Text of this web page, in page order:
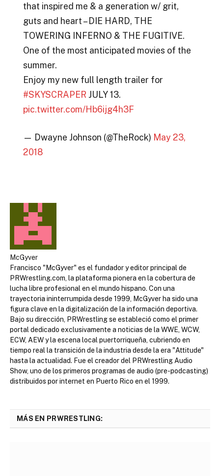
that inspired me & a generation w/ grit,
guts and heart – DIE HARD, THE
TOWERING INFERNO & THE FUGITIVE.
One of the most anticipated movies of the
summer.
Enjoy my new full length trailer for
#SKYSCRAPER JULY 13.
pic.twitter.com/Hb6ijg4h3F
— Dwayne Johnson (@TheRock) May 23,
2018
McGyver
Francisco "McGyver" es el fundador y editor principal de
PRWrestling.com, la plataforma pionera en la cobertura de
lucha libre profesional en el mundo hispano. Con una
trayectoria ininterrumpida desde 1999, McGyver ha sido una
figura clave en la digitalización de la información deportiva.
Bajo su dirección, PRWrestling se estableció como el primer
portal dedicado exclusivamente a noticias de la WWE, WCW,
ECW, AEW y la escena local puertorriqueña, cubriendo en
tiempo real la transición de la industria desde la era "Attitude"
hasta la actualidad. Fue el creador del PRWrestling Audio
Show, uno de los primeros programas de audio (pre-podcasting)
distribuidos por internet en Puerto Rico en el 1999.
MÁS EN PRWRESTLING: